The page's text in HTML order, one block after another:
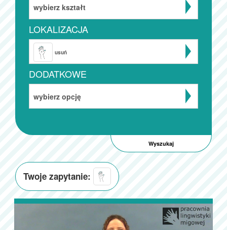
wybierz kształt
LOKALIZACJA
usuń
DODATKOWE
wybierz opcję
Twoje zapytanie: